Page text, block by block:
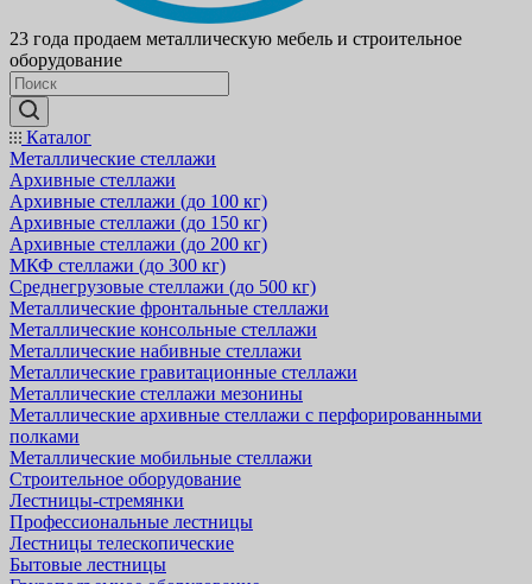
23 года продаем металлическую мебель и строительное
оборудование
Каталог
Металлические стеллажи
Архивные стеллажи
Архивные стеллажи (до 100 кг)
Архивные стеллажи (до 150 кг)
Архивные стеллажи (до 200 кг)
МКФ стеллажи (до 300 кг)
Среднегрузовые стеллажи (до 500 кг)
Металлические фронтальные стеллажи
Металлические консольные стеллажи
Металлические набивные стеллажи
Металлические гравитационные стеллажи
Металлические стеллажи мезонины
Металлические архивные стеллажи с перфорированными
полками
Металлические мобильные стеллажи
Строительное оборудование
Лестницы-стремянки
Профессиональные лестницы
Лестницы телескопические
Бытовые лестницы